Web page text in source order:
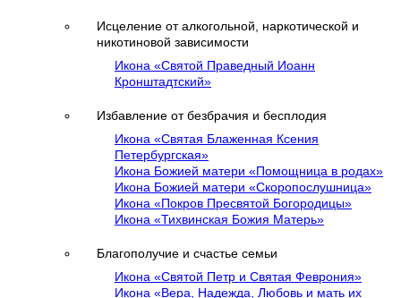
Исцеление от алкогольной, наркотической и
никотиновой зависимости
Икона «Святой Праведный Иоанн
Кронштадтский»
Избавление от безбрачия и бесплодия
Икона «Святая Блаженная Ксения
Петербургская»
Икона Божией матери «Помощница в родах»
Икона Божией матери «Скоропослушница»
Икона «Покров Пресвятой Богородицы»
Икона «Тихвинская Божия Матерь»
Благополучие и счастье семьи
Икона «Святой Петр и Святая Феврония»
Икона «Вера, Надежда, Любовь и мать их